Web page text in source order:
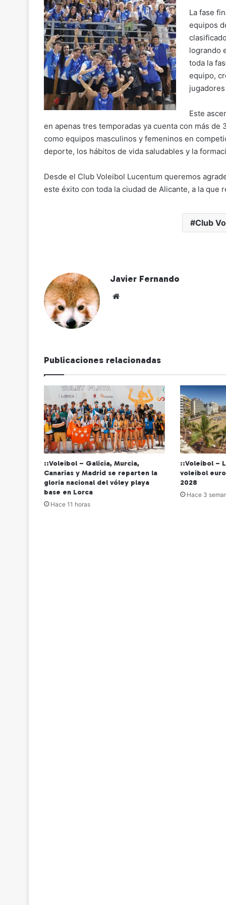
n
k
o
o
k
p
p
m
tir
La fase
equipos
logrando
toda la
equipo,
Este
en apenas tres temporadas ya cuenta con más
como equipos masculinos y femeninos en
deporte, los hábitos de vida saludables y la
Desde el Club Voleibol Lucentum queremos
este éxito con toda la ciudad de Alicante, a la que
Club
Javier Fernando
Publicaciones relacionadas
::Voleibol – Galicia, Murcia,
Canarias y Madrid se reparten la
gloria nacional del vóley playa
base en Lorca
Hace 11 horas
::Voleibol –
voleibol
2028
Hace 3